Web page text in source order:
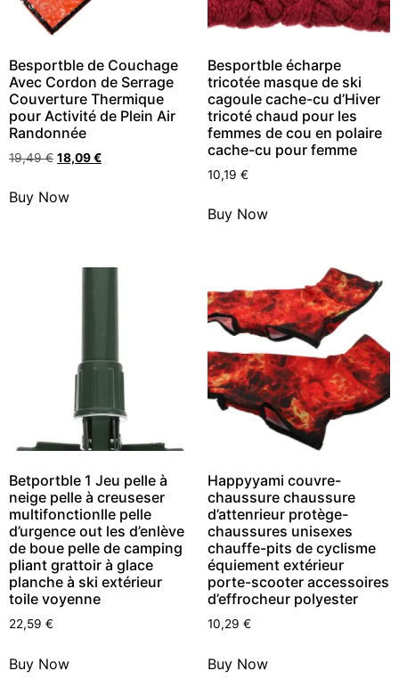
Besportble de Couchage
Avec Cordon de Serrage
Couverture Thermique
pour Activité de Plein Air
Randonnée
19,49€ 18,09€
Buy Now
Besportble écharpe
tricotée masque de ski
cagoule cache-cu d’Hiver
tricoté chaud pour les
femmes de cou en polaire
cache-cu pour femme
10,19 €
Buy Now
Betportble 1 Jeu pelle à
neige pelle à creuseser
multifonctionlle pelle
d’urgence out les d’enlève
de boue pelle de camping
pliant grattoir à glace
planche à ski extérieur
toile voyenne
22,59 €
Buy Now
Happyyami couvre-
chaussure chaussure
d’attenrieur protège-
chaussures unisexes
chauffe-pits de cyclisme
équiement extérieur
porte-scooter accessoires
d’effrocheur polyester
10,29 €
Buy Now